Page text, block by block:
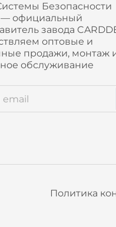
Безопасности
— официальный
завода
оптовые и
продажи, монтаж
обслуживание
Политика